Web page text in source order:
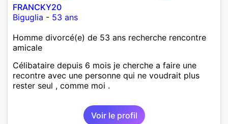
FRANCKY20
Biguglia - 53 ans
Homme divorcé(e) de 53 ans recherche rencontre
amicale
Célibataire depuis 6 mois je cherche a faire une
recontre avec une personne qui ne voudrait plus
rester seul , comme moi .
Voir le profil